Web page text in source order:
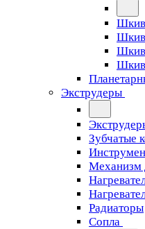
Экструдеры
Зубчатые
Механизм
Радиаторы
Сопла